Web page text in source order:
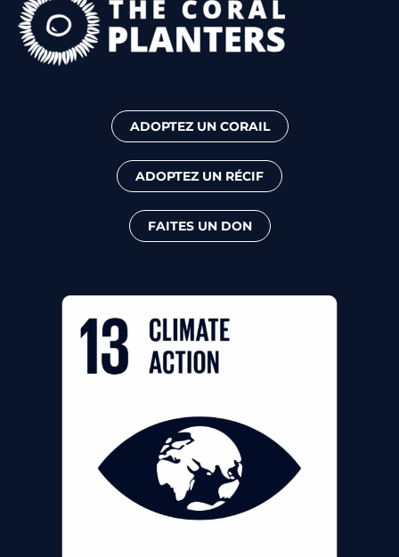
ADOPTEZ UN CORAIL
ADOPTEZ UN RÉCIF
FAITES UN DON